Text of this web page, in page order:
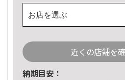
お店を選ぶ
近くの店舗を
納期目安：